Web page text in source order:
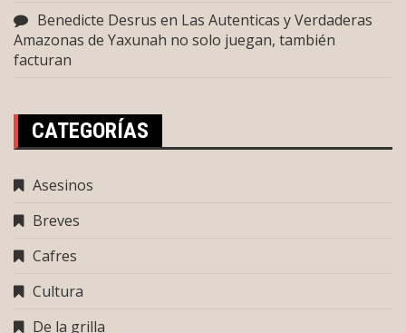
Benedicte Desrus en Las Autenticas y Verdaderas
Amazonas de Yaxunah no solo juegan, también
facturan
CATEGORÍAS
Asesinos
Breves
Cafres
Cultura
De la grilla